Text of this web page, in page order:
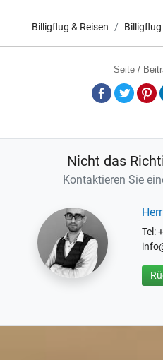
Billigflug & Reisen
Seite /
Facebook
Twitter
Nicht das
Kontaktieren Sie
Tel: